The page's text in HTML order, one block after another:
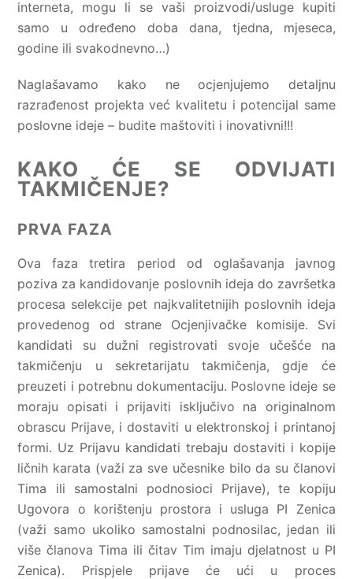
interneta, mogu li se vaši proizvodi/usluge kupiti
samo u određeno doba dana, tjedna, mjeseca,
godine ili svakodnevno…)
Naglašavamo kako ne ocjenjujemo detaljnu
razrađenost projekta već kvalitetu i potencijal same
poslovne ideje – budite maštoviti i inovativni!!!
KAKO ĆE SE ODVIJATI
TAKMIČENJE?
PRVA FAZA
Ova faza tretira period od oglašavanja javnog
poziva za kandidovanje poslovnih ideja do završetka
procesa selekcije pet najkvalitetnijih poslovnih ideja
provedenog od strane Ocjenjivačke komisije. Svi
kandidati su dužni registrovati svoje učešće na
takmičenju u sekretarijatu takmičenja, gdje će
preuzeti i potrebnu dokumentaciju. Poslovne ideje se
moraju opisati i prijaviti isključivo na originalnom
obrascu Prijave, i dostaviti u elektronskoj i printanoj
formi. Uz Prijavu kandidati trebaju dostaviti i kopije
ličnih karata (važi za sve učesnike bilo da su članovi
Tima ili samostalni podnosioci Prijave), te kopiju
Ugovora o korištenju prostora i usluga PI Zenica
(važi samo ukoliko samostalni podnosilac, jedan ili
više članova Tima ili čitav Tim imaju djelatnost u PI
Zenica). Prispjele prijave će ući u proces